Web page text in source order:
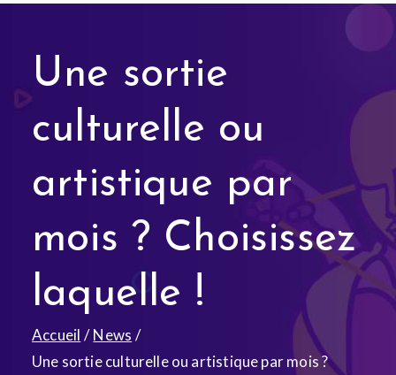
Une sortie
culturelle ou
artistique par
mois ? Choisissez
laquelle !
Accueil
News
Une sortie culturelle ou artistique par mois ?